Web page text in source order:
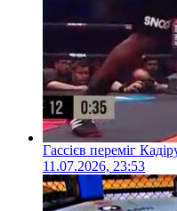
Гассієв переміг
11.07.2026, 23:53